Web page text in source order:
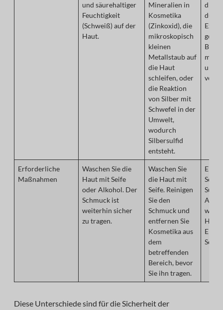
und säurehaltiger
Feuchtigkeit
(Schweiß) auf der
Haut.
Mineralien in
Kosmetika
(Zinkoxid), die
mikroskopisch
kleinen
Metallstaub auf
die Haut
schleifen, oder
die Reaktion
von Silber mit
Schwefel in der
Umwelt,
wodurch
Silbersulfid
entsteht.
die in
Blei
Erforderliche
Maßnahmen
Waschen Sie die
Haut mit Seife
oder Alkohol. Der
Schmuck ist
weiterhin sicher
zu tragen.
Waschen Sie
die Haut mit
Seife. Reinigen
Sie den
Schmuck und
entfernen Sie
Kosmetika aus
dem
betreffenden
Bereich, bevor
Sie ihn tragen.
Arzt
Diese Unterschiede sind für die Sicherheit der